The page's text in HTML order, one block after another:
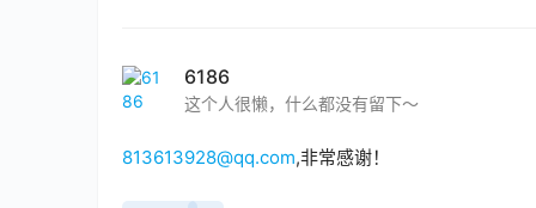
6186
这个人很懒，什么都没有留下～
813613928@qq.com,非常感谢！